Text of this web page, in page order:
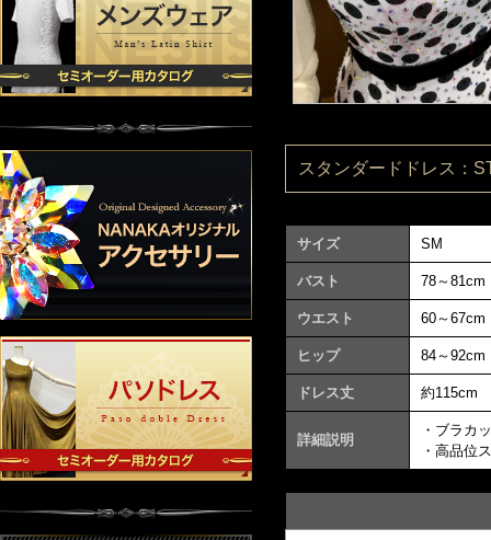
スタンダードドレス：
サイズ SM
バスト 78～81cm
ウエスト 60～67cm
ヒップ 84～92cm
ドレス丈 約115cm
詳細説明
・ブラカ
・高品位